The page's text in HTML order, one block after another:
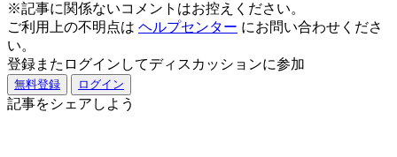
※記事に関係ないコメントはお控えください。
ご利用上の不明点は ヘルプセンター にお問い合わせくださ
い。
登録またログインしてディスカッションに参加
無料登録 ログイン
記事をシェアしよう